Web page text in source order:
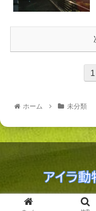
1
ホーム 未分類
小樽